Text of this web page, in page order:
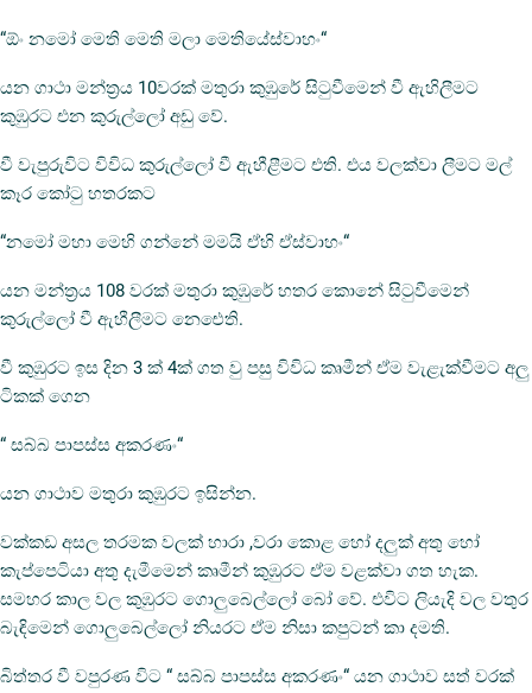
“ඕං නමෝ මෙති මෙති මලා මෙතියේස්වාහං“
යන ගාථා මන්ත්‍රය 10වරක් මතුරා කුඹුරේ සිටුවීමෙන් වී ඇහිලීමට
කුඹුරට එන කුරුල්ලෝ අඩු වේ.
වී වැපුරුවිට විවිධ කුරුල්ලෝ වී ඇහීළීමට එති. එය වලක්වා ලීමට මල්
කෑර කෝටු හතරකට
“නමෝ මහා මෙහි ගන්නේ මමයි ඒහි ඒස්වාහං“
යන මන්ත්‍රය 108 වරක් මතුරා කුඹුරේ හතර කොනේ සිටුවීමෙන්
කුරුල්ලෝ වී ඇහීලීමට නෙඓති.
වී කුඹුරට ඉස දින 3 ක් 4ක් ගත වු පසු විවිධ කෘමීන් ඒම වැළැක්වීමට අලු
ටිකක් ගෙන
“ සබ්බ පාපස්ස අකරණං“
යන ගාථාව මතුරා කුඹුරට ඉසින්න.
වක්කඩ අසල තරමක වලක් හාරා ,වරා කොළ හෝ දලුක් අතු හෝ
කැප්පෙටියා අතු දැමීමෙන් කෘමීන් කුඹුරට ඒම වළක්වා ගත හැක.
සමහර කාල වල කුඹුරට ගොලුබෙල්ලෝ බෝ වේ. එවිට ලියැදි වල වතුර
බැඳිමෙන් ගොලුබෙල්ලෝ නියරට ඒම නිසා කපුටන් කා දමති.
බිත්තර වී වපුරණ විට “ සබ්බ පාපස්ස අකරණං“ යන ගාථාව සත් වරක්